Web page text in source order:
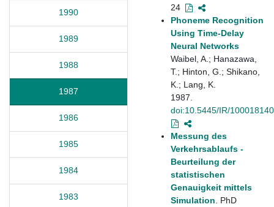
1990
1989
1988
1987
1986
1985
1984
1983
24
Phoneme Recognition
Using Time-Delay
Neural Networks
Waibel, A.; Hanazawa,
T.; Hinton, G.; Shikano,
K.; Lang, K.
1987.
doi:10.5445/IR/
Messung des
Verkehrsablaufs -
Beurteilung der
statistischen
Genauigkeit mittels
Simulation . PhD